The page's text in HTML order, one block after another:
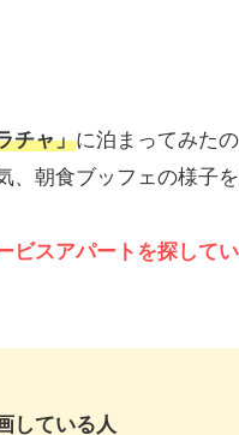
チャ」に泊まってみた
、朝食ブッフェの様子
ビスアパートを探して
している人